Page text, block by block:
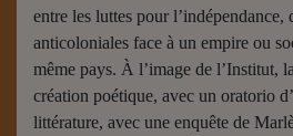
entre les luttes pour l’indépendance,
anticoloniales face à un empire ou
même pays. À l’image de l’Institut,
création poétique, avec un oratorio
littérature, avec une enquête de